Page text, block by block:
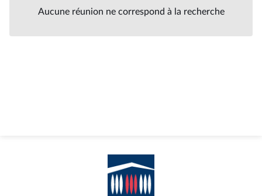
Aucune réunion ne correspond à la recherche